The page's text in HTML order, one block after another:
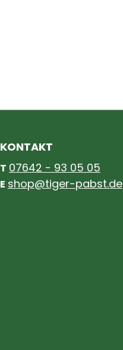
KONTAKT
T 07642 - 93 05 05
E shop@tiger-pabst.de